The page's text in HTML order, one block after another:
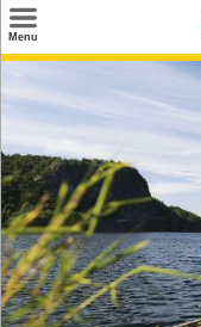
Menu
Inspirasjon
Info
Service
Kontakt